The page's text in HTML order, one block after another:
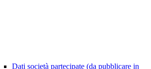
Dati società partecipate (da pubblicare in